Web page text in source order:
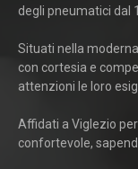
degli pneumatici dal
Situati nella
con cortesia e
attenzioni le loro
Affidati a Viglezio
confortevole,